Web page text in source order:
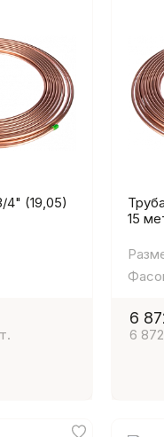
4" (19,05)
15
6
6